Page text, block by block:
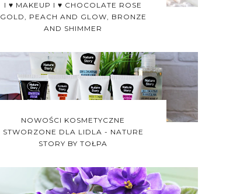
I ♥ MAKEUP I ♥ CHOCOLATE ROSE
GOLD, PEACH AND GLOW, BRONZE
AND SHIMMER
NOWOŚCI KOSMETYCZNE
STWORZONE DLA LIDLA - NATURE
STORY BY TOŁPA